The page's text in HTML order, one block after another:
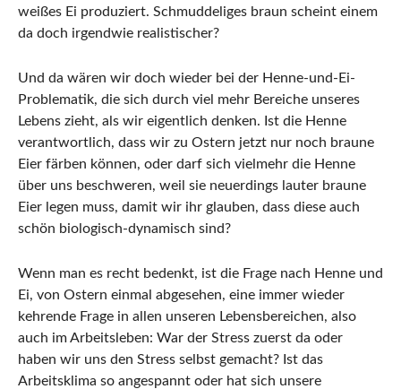
weißes Ei produziert. Schmuddeliges braun scheint einem
da doch irgendwie realistischer?
Und da wären wir doch wieder bei der Henne-und-Ei-
Problematik, die sich durch viel mehr Bereiche unseres
Lebens zieht, als wir eigentlich denken. Ist die Henne
verantwortlich, dass wir zu Ostern jetzt nur noch braune
Eier färben können, oder darf sich vielmehr die Henne
über uns beschweren, weil sie neuerdings lauter braune
Eier legen muss, damit wir ihr glauben, dass diese auch
schön biologisch-dynamisch sind?
Wenn man es recht bedenkt, ist die Frage nach Henne und
Ei, von Ostern einmal abgesehen, eine immer wieder
kehrende Frage in allen unseren Lebensbereichen, also
auch im Arbeitsleben: War der Stress zuerst da oder
haben wir uns den Stress selbst gemacht? Ist das
Arbeitsklima so angespannt oder hat sich unsere